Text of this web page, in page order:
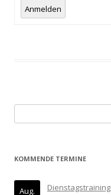
Anmelden
nach:
KOMMENDE TERMINE
Aug. Dienstagstraining